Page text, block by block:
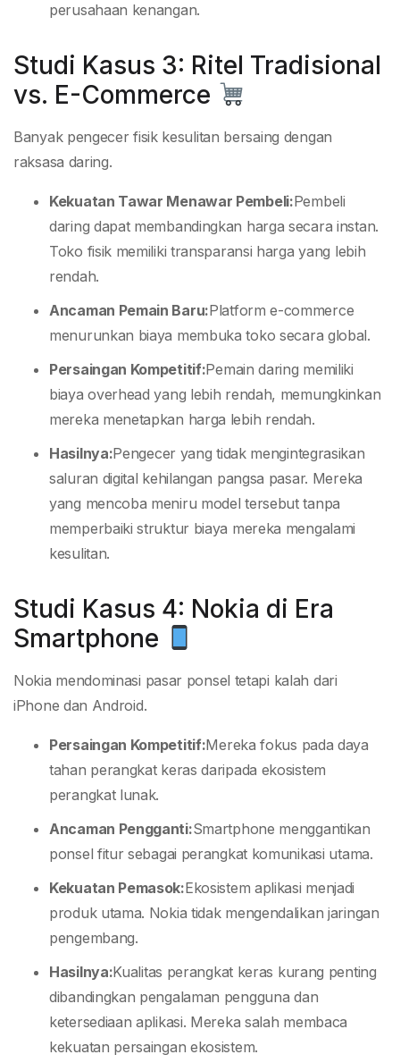
perusahaan kenangan.
Studi Kasus 3: Ritel Tradisional
vs. E-Commerce
Banyak pengecer fisik kesulitan bersaing dengan
raksasa daring.
Kekuatan Tawar Menawar Pembeli:Pembeli
daring dapat membandingkan harga secara instan.
Toko fisik memiliki transparansi harga yang lebih
rendah.
Ancaman Pemain Baru:Platform e-commerce
menurunkan biaya membuka toko secara global.
Persaingan Kompetitif:Pemain daring memiliki
biaya overhead yang lebih rendah, memungkinkan
mereka menetapkan harga lebih rendah.
Hasilnya:Pengecer yang tidak mengintegrasikan
saluran digital kehilangan pangsa pasar. Mereka
yang mencoba meniru model tersebut tanpa
memperbaiki struktur biaya mereka mengalami
kesulitan.
Studi Kasus 4: Nokia di Era
Smartphone
Nokia mendominasi pasar ponsel tetapi kalah dari
iPhone dan Android.
Persaingan Kompetitif:Mereka fokus pada daya
tahan perangkat keras daripada ekosistem
perangkat lunak.
Ancaman Pengganti:Smartphone menggantikan
ponsel fitur sebagai perangkat komunikasi utama.
Kekuatan Pemasok:Ekosistem aplikasi menjadi
produk utama. Nokia tidak mengendalikan jaringan
pengembang.
Hasilnya:Kualitas perangkat keras kurang penting
dibandingkan pengalaman pengguna dan
ketersediaan aplikasi. Mereka salah membaca
kekuatan persaingan ekosistem.